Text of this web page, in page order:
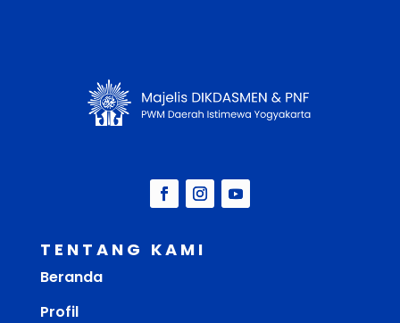
TENTANG KAMI
Beranda
Profil